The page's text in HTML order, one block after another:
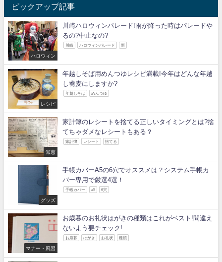
ピックアップ記事
ハロウィン
川崎ハロウィンパレード!雨が降った時はパレードや
るの?中止なの?
川崎 ハロウィンパレード 雨
レシピ
年越しそば用めんつゆレシピ満載!今年はどんな年越
し蕎麦にしますか?
年越しそば めんつゆ
知恵
家計簿のレシートを捨てる正しいタイミングとは?捨
てちゃダメなレシートもある？
家計簿 レシート 捨てる
グッズ
手帳カバーA5の6穴でオススメは？システム手帳カ
バー専用で厳選4選！
手帳カバー a5 6穴
マナー・風習
お歳暮のお礼状はがきの種類はこれがベスト!間違え
ないよう要チェック!
お歳暮 はがき お礼状 種類